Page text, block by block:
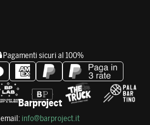
Pagamenti sicuri al 100%
Barproject
email: info@barproject.it